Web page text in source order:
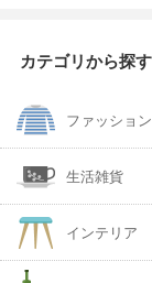
カテゴリから探す
ファッション
生活雑貨
インテリア